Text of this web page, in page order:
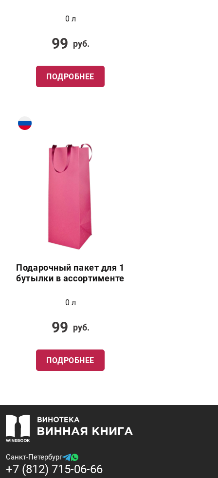
0 л
99 руб.
ПОДРОБНЕЕ
Подарочный пакет для 1
бутылки в ассортименте
0 л
99 руб.
ПОДРОБНЕЕ
Санкт-Петербург
+7 (812) 715-06-66